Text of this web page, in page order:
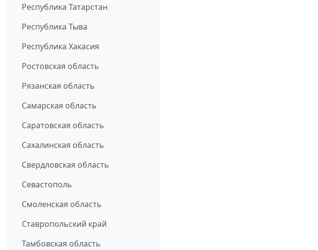
Республика Татарстан
Республика Тыва
Республика Хакасия
Ростовская область
Рязанская область
Самарская область
Саратовская область
Сахалинская область
Свердловская область
Севастополь
Смоленская область
Ставропольский край
Тамбовская область